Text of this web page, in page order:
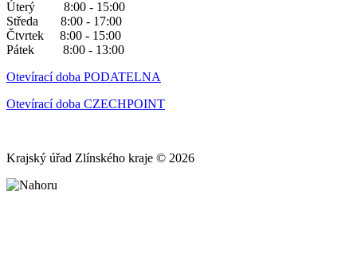
Úterý 8:00 - 15:00
Středa 8:00 - 17:00
Čtvrtek 8:00 - 15:00
Pátek 8:00 - 13:00
Otevírací doba PODATELNA
Otevírací doba CZECHPOINT
Krajský úřad Zlínského kraje © 2026